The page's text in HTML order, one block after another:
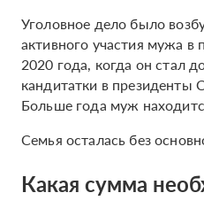
Уголовное дело было
активного участия мужа
2020 года, когда он стал
кандитатки в президенты
Больше года муж
Семья осталась без
Какая сумма